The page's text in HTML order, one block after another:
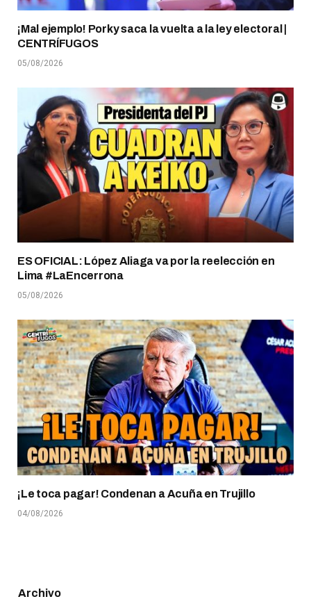
¡Mal ejemplo! Porky saca la vuelta a la ley electoral |
CENTRÍFUGOS
05/08/2026
ES OFICIAL: López Aliaga va por la reelección en
Lima #LaEncerrona
05/08/2026
¡Le toca pagar! Condenan a Acuña en Trujillo
04/08/2026
Archivo